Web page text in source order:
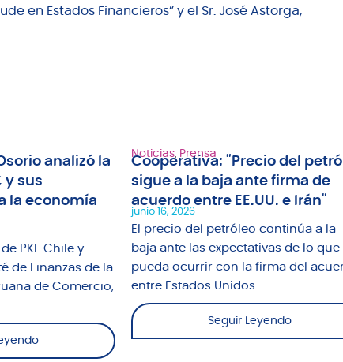
en Estados Financieros” y el Sr. José Astorga,
analizó la
y sus
la economía
PKF Chile y
de Finanzas de la
de Comercio,
Noticias Prensa
Cooperativa: "Precio del
sigue a la baja ante firma de
acuerdo entre EE.UU. e Irán"
junio 16, 2026
El precio del petróleo continúa a la
baja ante las expectativas de lo que
pueda ocurrir con la firma del
entre Estados Unidos...
Seguir Leyendo